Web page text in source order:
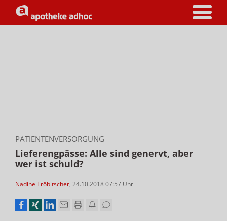
PATIENTENVERSORGUNG
Lieferengpässe: Alle sind genervt, aber
wer ist schuld?
Nadine Tröbitscher, 24.10.2018 07:57 Uhr